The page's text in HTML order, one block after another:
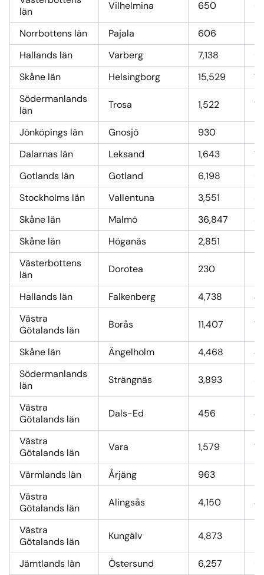
län
Vilhelmina 650
Norrbottens län Pajala 606
Hallands län
Varberg 7,138
Skåne län
Helsingborg 15,529
Södermanlands
län
Trosa 1,522
Jönköpings län Gnosjö 930
Dalarnas län
Leksand 1,643
Gotlands län
Gotland 6,198
Stockholms län
Vallentuna 3,551
Skåne län
Malmö 36,847
Skåne län
Höganäs 2,851
Västerbottens
län
Dorotea 230
Hallands län Falkenberg 4,738
Västra
Götalands län
Borås 11,407
Skåne län Ängelholm 4,468
Södermanlands
län
Strängnäs 3,893
Västra
Götalands län
Dals-Ed 456
Västra
Götalands län
Vara 1,579
Värmlands län Årjäng 963
Västra
Götalands län
Alingsås 4,150
Västra
Götalands län
Kungälv 4,873
Jämtlands län Östersund 6,257